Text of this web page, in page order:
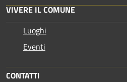
VIVERE IL COMUNE
Luoghi
Eventi
CONTATTI